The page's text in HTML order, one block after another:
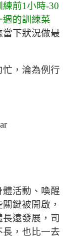
練前1小時-30
的訓練菜
當下狀況做最
，淪為例行
活動、喚醒
鍵被開啟，
遠發展，司
，也比一去